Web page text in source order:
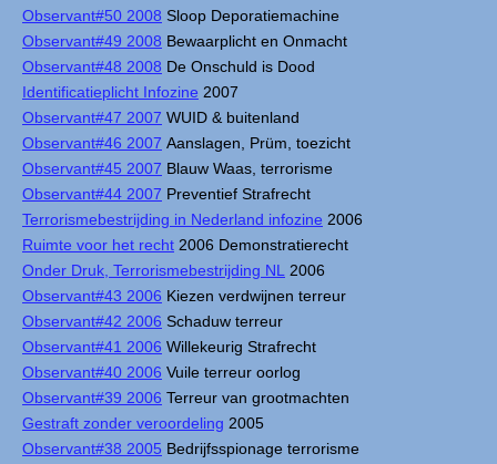
Observant#50 2008 Sloop Deporatiemachine
Observant#49 2008 Bewaarplicht en Onmacht
Observant#48 2008 De Onschuld is Dood
Identificatieplicht Infozine 2007
Observant#47 2007 WUID & buitenland
Observant#46 2007 Aanslagen, Prüm, toezicht
Observant#45 2007 Blauw Waas, terrorisme
Observant#44 2007 Preventief Strafrecht
Terrorismebestrijding in Nederland infozine 2006
Ruimte voor het recht 2006 Demonstratierecht
Onder Druk, Terrorismebestrijding NL
2006
Observant#43 2006 Kiezen verdwijnen terreur
Observant#42 2006 Schaduw terreur
Observant#41 2006 Willekeurig Strafrecht
Observant#40 2006 Vuile terreur oorlog
Observant#39 2006 Terreur van grootmachten
Gestraft zonder veroordeling 2005
Observant#38 2005 Bedrijfsspionage terrorisme